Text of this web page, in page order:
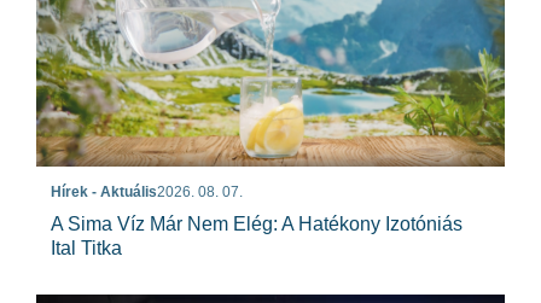
Hírek - Aktuális2026. 08. 07.
A Sima Víz Már Nem Elég: A Hatékony Izotóniás
Ital Titka